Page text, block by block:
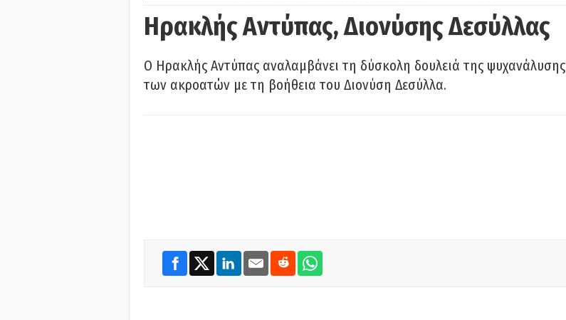
Ηρακλής Αντύπας, Διονύσης Δεσύλλας
Ο Ηρακλής Αντύπας αναλαμβάνει τη δύσκολη δουλειά της ψυχανάλυσης
των ακροατών με τη βοήθεια του Διονύση Δεσύλλα.